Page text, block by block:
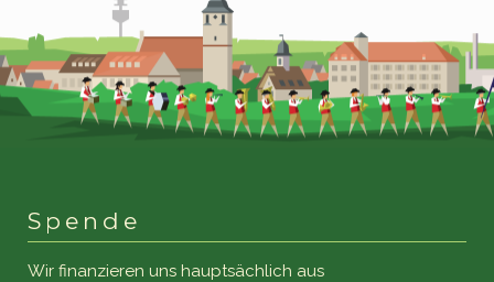
Spende
Wir finanzieren uns hauptsächlich aus